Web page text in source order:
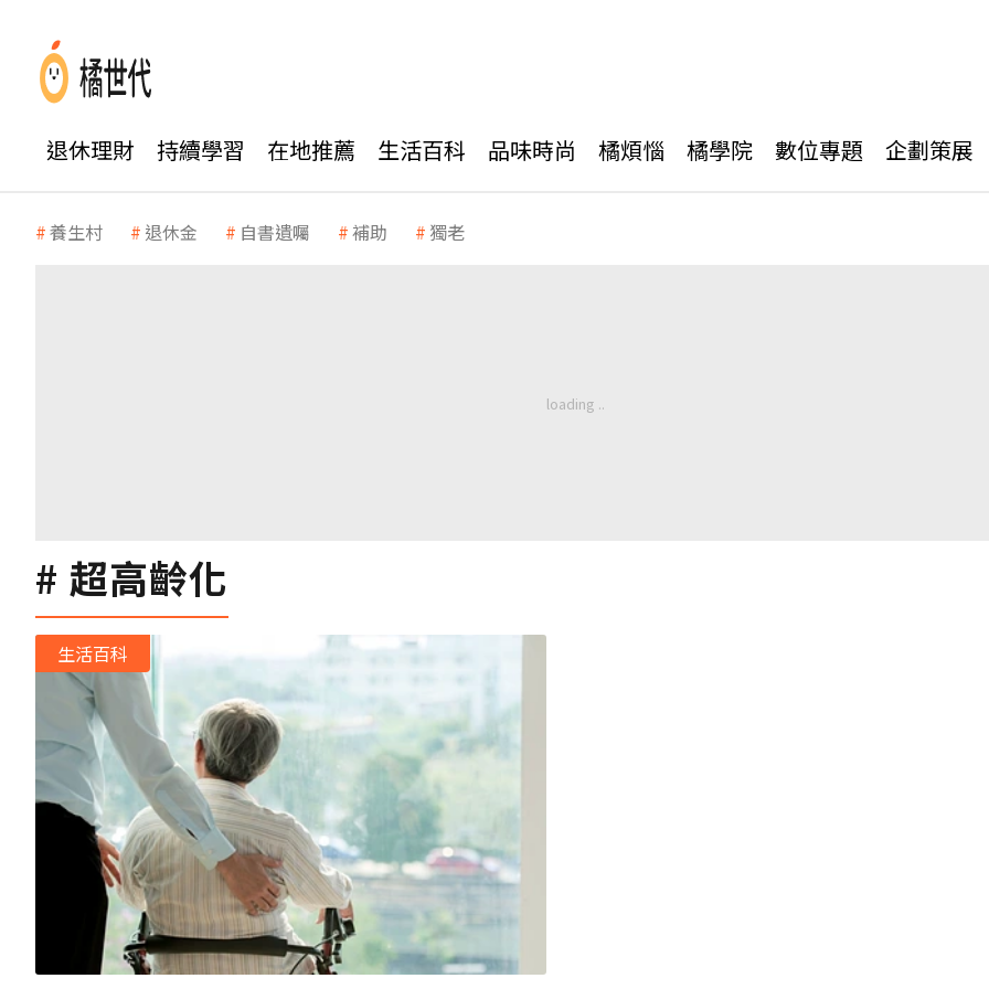
退休理財 持續學習 在地推薦 生活百科 品味時尚 橘煩惱 橘學院 數位專題 企劃策展
養生村 退休金 自書遺囑 補助 獨老
超高齡化
生活百科